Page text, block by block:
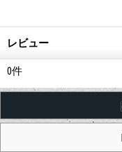
レビュー
0件